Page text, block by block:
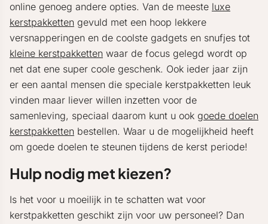
online genoeg andere opties. Van de meeste luxe
kerstpakketten gevuld met een hoop lekkere
versnapperingen en de coolste gadgets en snufjes tot
kleine kerstpakketten waar de focus gelegd wordt op
net dat ene super coole geschenk. Ook ieder jaar zijn
er een aantal mensen die speciale kerstpakketten leuk
vinden maar liever willen inzetten voor de
samenleving, speciaal daarom kunt u ook goede doelen
kerstpakketten bestellen. Waar u de mogelijkheid heeft
om goede doelen te steunen tijdens de kerst periode!
Hulp nodig met kiezen?
Is het voor u moeilijk in te schatten wat voor
kerstpakketten geschikt zijn voor uw personeel? Dan